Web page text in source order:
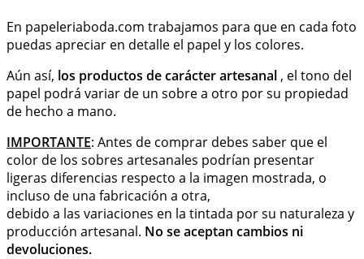
En papeleriaboda.com trabajamos para que en cada foto
puedas apreciar en detalle el papel y los colores.
Aún así, los productos de carácter artesanal , el tono del
papel podrá variar de un sobre a otro por su propiedad
de hecho a mano.
IMPORTANTE: Antes de comprar debes saber que el
color de los sobres artesanales podrían presentar
ligeras diferencias respecto a la imagen mostrada, o
incluso de una fabricación a otra,
debido a las variaciones en la tintada por su naturaleza y
producción artesanal. No se aceptan cambios ni
devoluciones.